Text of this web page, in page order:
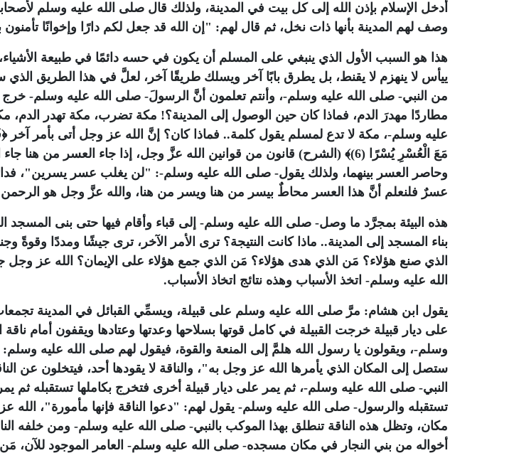
أدخل الإسلام بإذن الله إلى كل بيت في المدينة، ولذلك قال صلى الله عليه وسلم
وصف لهم المدينة بأنها ذات نخل، ثم قال لهم: "إن الله قد جعل لكم دارًا وإخوانًا تأمنون
هذا هو السبب الأول الذي ينبغي على المسلم أن يكون في حسه دائمًا في طبيعة
ييأس لا ينهزم لا يقنط، بل يطرق بابًا آخر ويسلك طريقًا آخر، لعلَّ في هذا الطريق الذي
من النبي- صلى الله عليه وسلم-، وأنتم تعلمون أنَّ الرسولَ- صلى الله عليه وسلم-
مطاردًا مهدرَ الدم، فماذا كان حين الوصول إلى المدينة؟! مكة تضرب، مكة تهدر الدم،
عليه وسلم-، مكة لا تدع لمسلم يقول كلمة.. فماذا كان؟ إنَّ الله عز وجل أتى بأمر آخر
مَعَ الْعُسْرِ يُسْرًا (6)﴾
(الشرح) قانون من قوانين الله عزَّ وجل، إذا جاء العسر من هنا
وحاصر العسر بينهما، ولذلك يقول- صلى الله عليه وسلم-: "لن يغلب عسر يسرين"،
عسرٌ فلنعلم أنَّ هذا العسر محاطٌ بيسر من هنا ويسر من هنا، والله عزَّ وجل هو الرحمن
هذه البيئة بمجرَّد ما وصل- صلى الله عليه وسلم- إلى قباء وأقام فيها حتى بنى المسجد
بناء المسجد إلى المدينة.. ماذا كانت النتيجة؟ ترى الأمر الآخر، ترى جيشًا ومددًا وقوةً
الذي صنع هؤلاء؟ مَن الذي هدى هؤلاء؟ مَن الذي جمع هؤلاء على الإيمان؟ الله عز
الله عليه وسلم- اتخذ الأسباب وهذه نتائج اتخاذ الأسباب.
يقول ابن هشام: مرَّ صلى الله عليه وسلم على قبيلة، ويسمِّي القبائل في المدينة
على ديار قبيلة خرجت القبيلة في كامل قوتها بسلاحها وعدتها وعتادها ويقفون أمام ناقة
وسلم-، ويقولون يا رسول الله هلمَّ إلى المنعة والقوة، فيقول لهم صلى الله عليه وسلم:
ستصل إلى المكان الذي يأمرها الله عز وجل به"، والناقة لا يقودها أحد، فيتخلون عن
النبي- صلى الله عليه وسلم-، ثم يمر على ديار قبيلة أخرى فتخرج بكاملها تستقبله ثم
تستقبله والرسول- صلى الله عليه وسلم- يقول لهم: "دعوا الناقة فإنها مأمورة"،
مكان، وتظل هذه الناقة تنطلق بهذا الموكب بالنبي- صلى الله عليه وسلم- ومن خلفه
أخواله من بني النجار في مكان مسجده- صلى الله عليه وسلم- العامر الموجود للآن،